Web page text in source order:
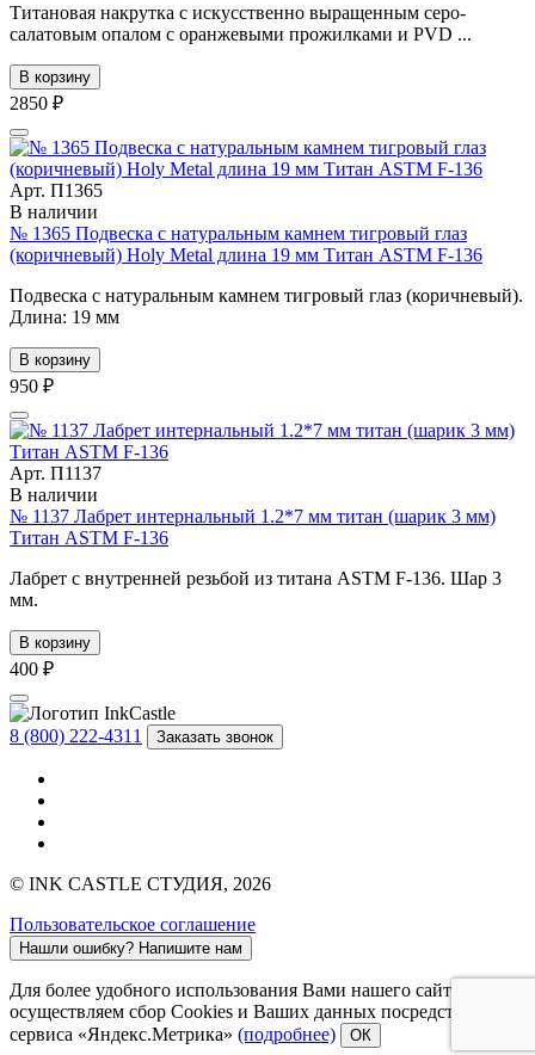
Титановая накрутка с искусственно выращенным серо-
салатовым опалом с оранжевыми прожилками и PVD ...
В корзину
2850 ₽
Арт. П1365
В наличии
№ 1365 Подвеска с натуральным камнем тигровый глаз
(коричневый) Holy Metal длина 19 мм Титан ASTM F-136
Подвеска с натуральным камнем тигровый глаз (коричневый).
Длина: 19 мм
В корзину
950 ₽
Арт. П1137
В наличии
№ 1137 Лабрет интернальный 1.2*7 мм титан (шарик 3 мм)
Титан ASTM F-136
Лабрет с внутренней резьбой из титана ASTM F-136. Шар 3
мм.
В корзину
400 ₽
8 (800) 222-4311 Заказать звонок
© INK CASTLE СТУДИЯ, 2026
Пользовательское соглашение
Нашли ошибку? Напишите нам
Для более удобного использования Вами нашего сайта мы
осуществляем сбор Cookies и Ваших данных посредством
сервиса «Яндекс.Метрика» (подробнее) ОК